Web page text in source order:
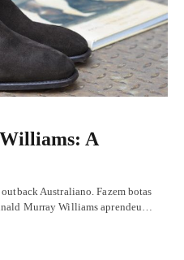
A
Australiano. Fazem botas
Murray Williams aprendeu…